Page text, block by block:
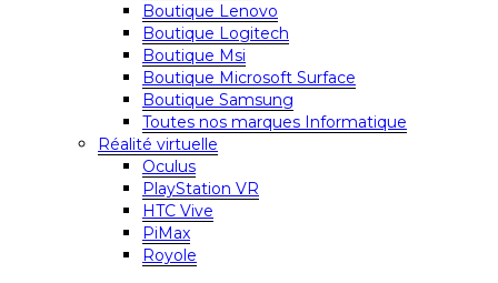
Boutique Lenovo
Boutique Logitech
Boutique Msi
Boutique Microsoft Surface
Boutique Samsung
Toutes nos marques Informatique
Réalité virtuelle
Oculus
PlayStation VR
HTC Vive
PiMax
Royole